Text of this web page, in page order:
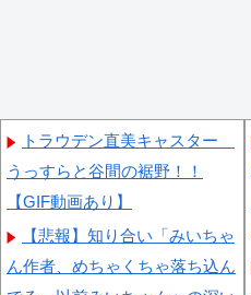
トラウデン直美キャスター
うっすらと谷間の裾野！！
【GIF動画あり】
【悲報】知り合い「みいちゃ
ん作者、めちゃくちゃ落ち込ん